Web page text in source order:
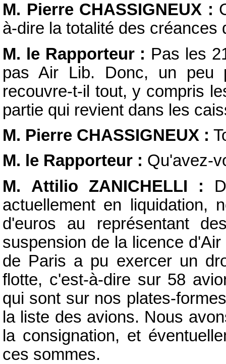
M. Pierre CHASSIGNEUX :
à-dire la totalité des créances
M. le Rapporteur : Pas les
pas Air Lib. Donc, un peu
recouvre-t-il tout, y compris
partie qui revient dans les
M. Pierre CHASSIGNEUX :
M. le Rapporteur : Qu'avez-
M. Attilio ZANICHELLI :
actuellement en liquidation,
d'euros au représentant
suspension de la licence
de Paris a pu exercer un
flotte, c'est-à-dire sur 58
qui sont sur nos plates-
la liste des avions. Nous
la consignation, et
ces sommes.